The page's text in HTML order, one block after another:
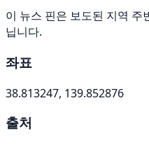
이 뉴스 핀은 보도된 지역
닙니다.
좌표
38.813247, 139.852876
출처